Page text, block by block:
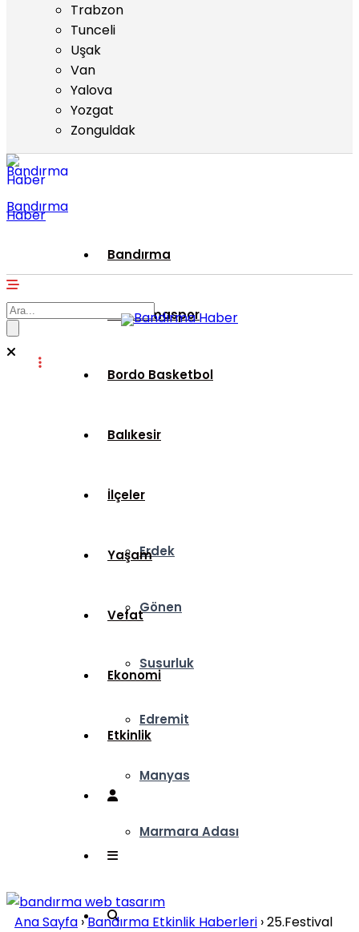
Trabzon
Tunceli
Uşak
Van
Yalova
Yozgat
Zonguldak
Bandırma
Haber
Bandırma
Bandırmaspor
Bordo Basketbol
Balıkesir
İlçeler
Erdek
Gönen
Susurluk
Edremit
Manyas
Marmara Adası
Yaşam
Vefat
Ekonomi
Etkinlik
Ana Sayfa ›Bandırma Etkinlik Haberleri ›25.Festival